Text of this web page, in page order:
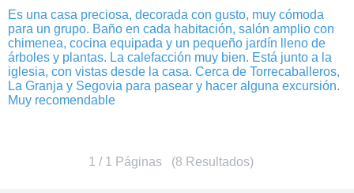
Es una casa preciosa, decorada con gusto, muy cómoda
para un grupo. Baño en cada habitación, salón amplio con
chimenea, cocina equipada y un pequeño jardín lleno de
árboles y plantas. La calefacción muy bien. Está junto a la
iglesia, con vistas desde la casa. Cerca de Torrecaballeros,
La Granja y Segovia para pasear y hacer alguna excursión.
Muy recomendable
1 / 1 Páginas (8 Resultados)